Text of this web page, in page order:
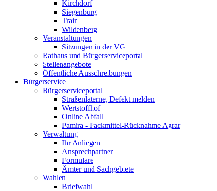
Kirchdorf
Siegenburg
Train
Wildenberg
Veranstaltungen
Sitzungen in der VG
Rathaus und Bürgerserviceportal
Stellenangebote
Öffentliche Ausschreibungen
Bürgerservice
Bürgerserviceportal
Straßenlaterne, Defekt melden
Wertstoffhof
Online Abfall
Pamira - Packmittel-Rücknahme Agrar
Verwaltung
Ihr Anliegen
Ansprechpartner
Formulare
Ämter und Sachgebiete
Wahlen
Briefwahl